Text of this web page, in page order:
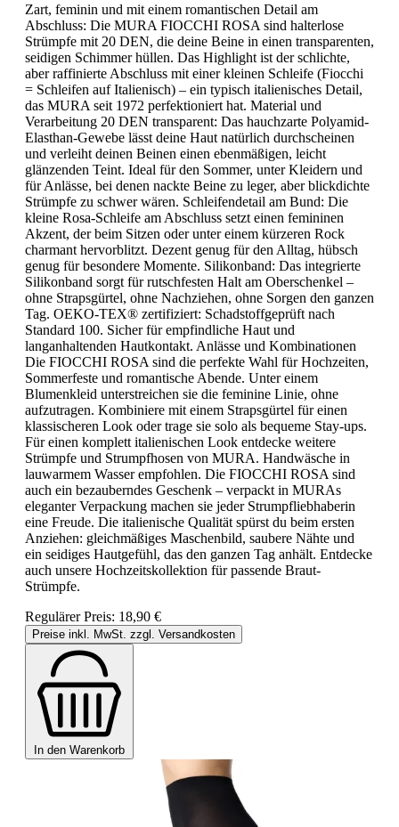
Zart, feminin und mit einem romantischen Detail am
Abschluss: Die MURA FIOCCHI ROSA sind halterlose
Strümpfe mit 20 DEN, die deine Beine in einen transparenten,
seidigen Schimmer hüllen. Das Highlight ist der schlichte,
aber raffinierte Abschluss mit einer kleinen Schleife (Fiocchi
= Schleifen auf Italienisch) – ein typisch italienisches Detail,
das MURA seit 1972 perfektioniert hat. Material und
Verarbeitung 20 DEN transparent: Das hauchzarte Polyamid-
Elasthan-Gewebe lässt deine Haut natürlich durchscheinen
und verleiht deinen Beinen einen ebenmäßigen, leicht
glänzenden Teint. Ideal für den Sommer, unter Kleidern und
für Anlässe, bei denen nackte Beine zu leger, aber blickdichte
Strümpfe zu schwer wären. Schleifendetail am Bund: Die
kleine Rosa-Schleife am Abschluss setzt einen femininen
Akzent, der beim Sitzen oder unter einem kürzeren Rock
charmant hervorblitzt. Dezent genug für den Alltag, hübsch
genug für besondere Momente. Silikonband: Das integrierte
Silikonband sorgt für rutschfesten Halt am Oberschenkel –
ohne Strapsgürtel, ohne Nachziehen, ohne Sorgen den ganzen
Tag. OEKO-TEX® zertifiziert: Schadstoffgeprüft nach
Standard 100. Sicher für empfindliche Haut und
langanhaltenden Hautkontakt. Anlässe und Kombinationen
Die FIOCCHI ROSA sind die perfekte Wahl für Hochzeiten,
Sommerfeste und romantische Abende. Unter einem
Blumenkleid unterstreichen sie die feminine Linie, ohne
aufzutragen. Kombiniere mit einem Strapsgürtel für einen
klassischeren Look oder trage sie solo als bequeme Stay-ups.
Für einen komplett italienischen Look entdecke weitere
Strümpfe und Strumpfhosen von MURA. Handwäsche in
lauwarmem Wasser empfohlen. Die FIOCCHI ROSA sind
auch ein bezauberndes Geschenk – verpackt in MURAs
eleganter Verpackung machen sie jeder Strumpfliebhaberin
eine Freude. Die italienische Qualität spürst du beim ersten
Anziehen: gleichmäßiges Maschenbild, saubere Nähte und
ein seidiges Hautgefühl, das den ganzen Tag anhält. Entdecke
auch unsere Hochzeitskollektion für passende Braut-
Strümpfe.
Regulärer Preis: 18,90 €
Preise inkl. MwSt. zzgl. Versandkosten
In den Warenkorb